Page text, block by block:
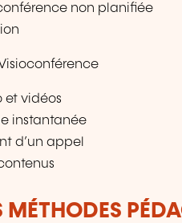
non planifiée
et vidéos
instantanée
d’un appel
MÉTHODES